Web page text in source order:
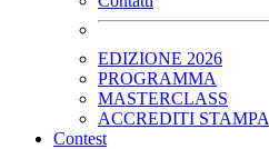
EDIZIONE 2026
PROGRAMMA
MASTERCLASS
ACCREDITI STAMPA
Contest